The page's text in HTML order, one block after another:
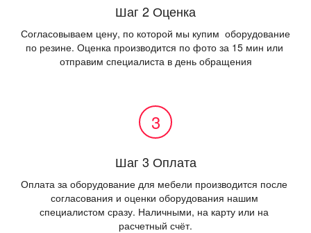
Шаг 2 Оценка
Согласовываем цену, по которой мы купим  оборудование
по резине. Оценка производится по фото за 15 мин или
отправим специалиста в день обращения
Шаг 3 Оплата
Оплата за оборудование для мебели производится после
согласования и оценки оборудования нашим
специалистом сразу. Наличными, на карту или на
расчетный счёт.